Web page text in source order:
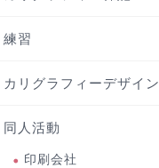
練習
カリグラフィーデザイン
同人活動
印刷会社